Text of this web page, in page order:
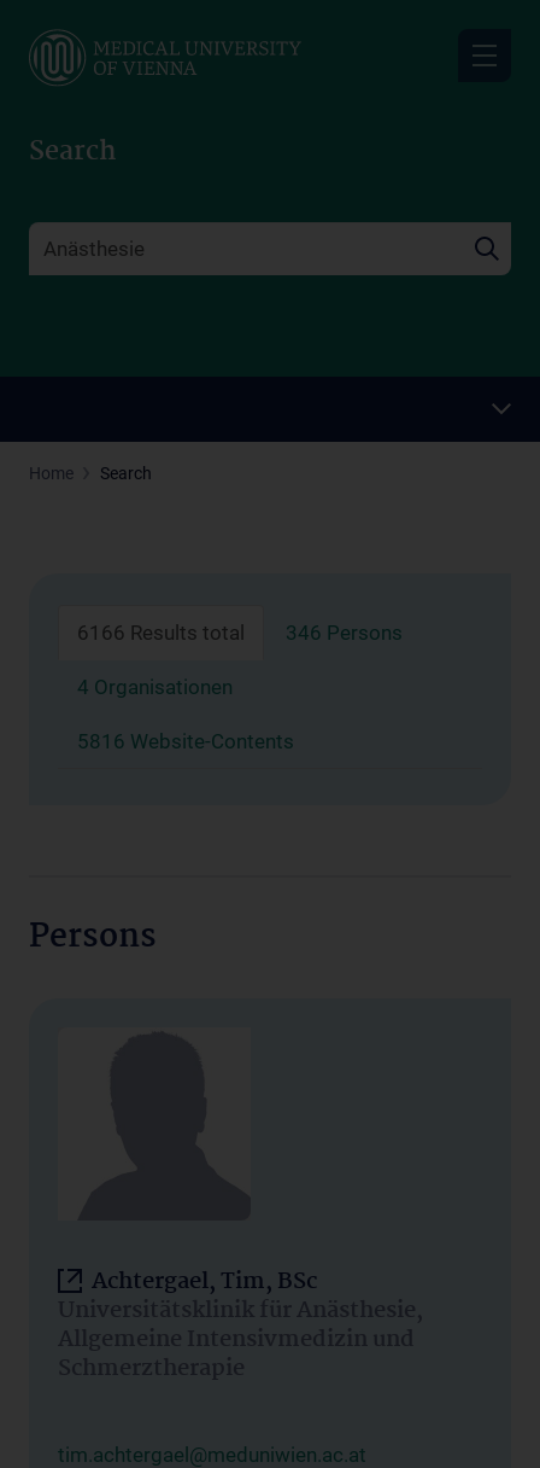
main
Search
Home Search
6166 Results total 346 Persons
4 Organisationen
5816 Website-Contents
Persons
Achtergael, Tim, BSc
Universitätsklinik für Anästhesie,
Allgemeine Intensivmedizin und
Schmerztherapie
tim.achtergael@meduniwien.ac.at